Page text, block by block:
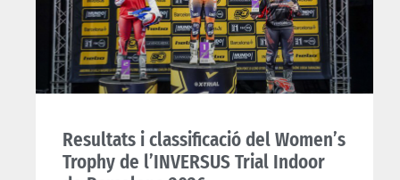
Resultats i classificació del Women’s
Trophy de l’INVERSUS Trial Indoor